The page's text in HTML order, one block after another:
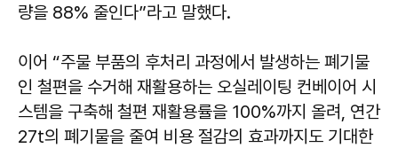
량을 88% 줄인다”라고 말했다.
이어 “주물 부품의 후처리 과정에서 발생하는 폐기물
인 철편을 수거해 재활용하는 오실레이팅 컨베이어 시
스템을 구축해 철편 재활용률을 100%까지 올려, 연간
27t의 폐기물을 줄여 비용 절감의 효과까지도 기대한